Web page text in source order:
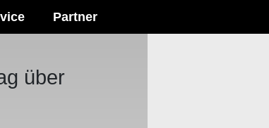
Partner
über